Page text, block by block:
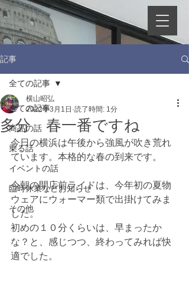
記事
全ての記事
商品の話
乗る話
イベントの話
臨時休業などお知らせ
その他
全ての記事
多分 春一番ですね
横山昭弘
2022年3月1日 読了時間: 1分
今日の横浜は午後から強風が吹き荒れ
ています。本格的な春の到来です。
今朝の開店前ライドは、今年初の夏物
ウェアにウォーマー類で出掛けてみま
した。
初めの１０分くらいは、早まったか
な？と、感じつつ、終わってみれば快
適でした。